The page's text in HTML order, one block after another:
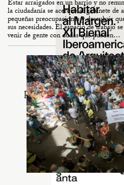
NOTICIAS
PISO CERO
LEVE
Estar arraigados en un barrio y no
la ciudadanía se acerque al gabinete
pequeñas preocupaciones y descubrir
sus necesidades. El espacio de trabajo
venir de gente con dudas que pueden…